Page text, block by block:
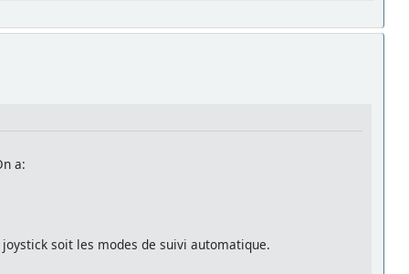
a:
soit les modes de suivi automatique.